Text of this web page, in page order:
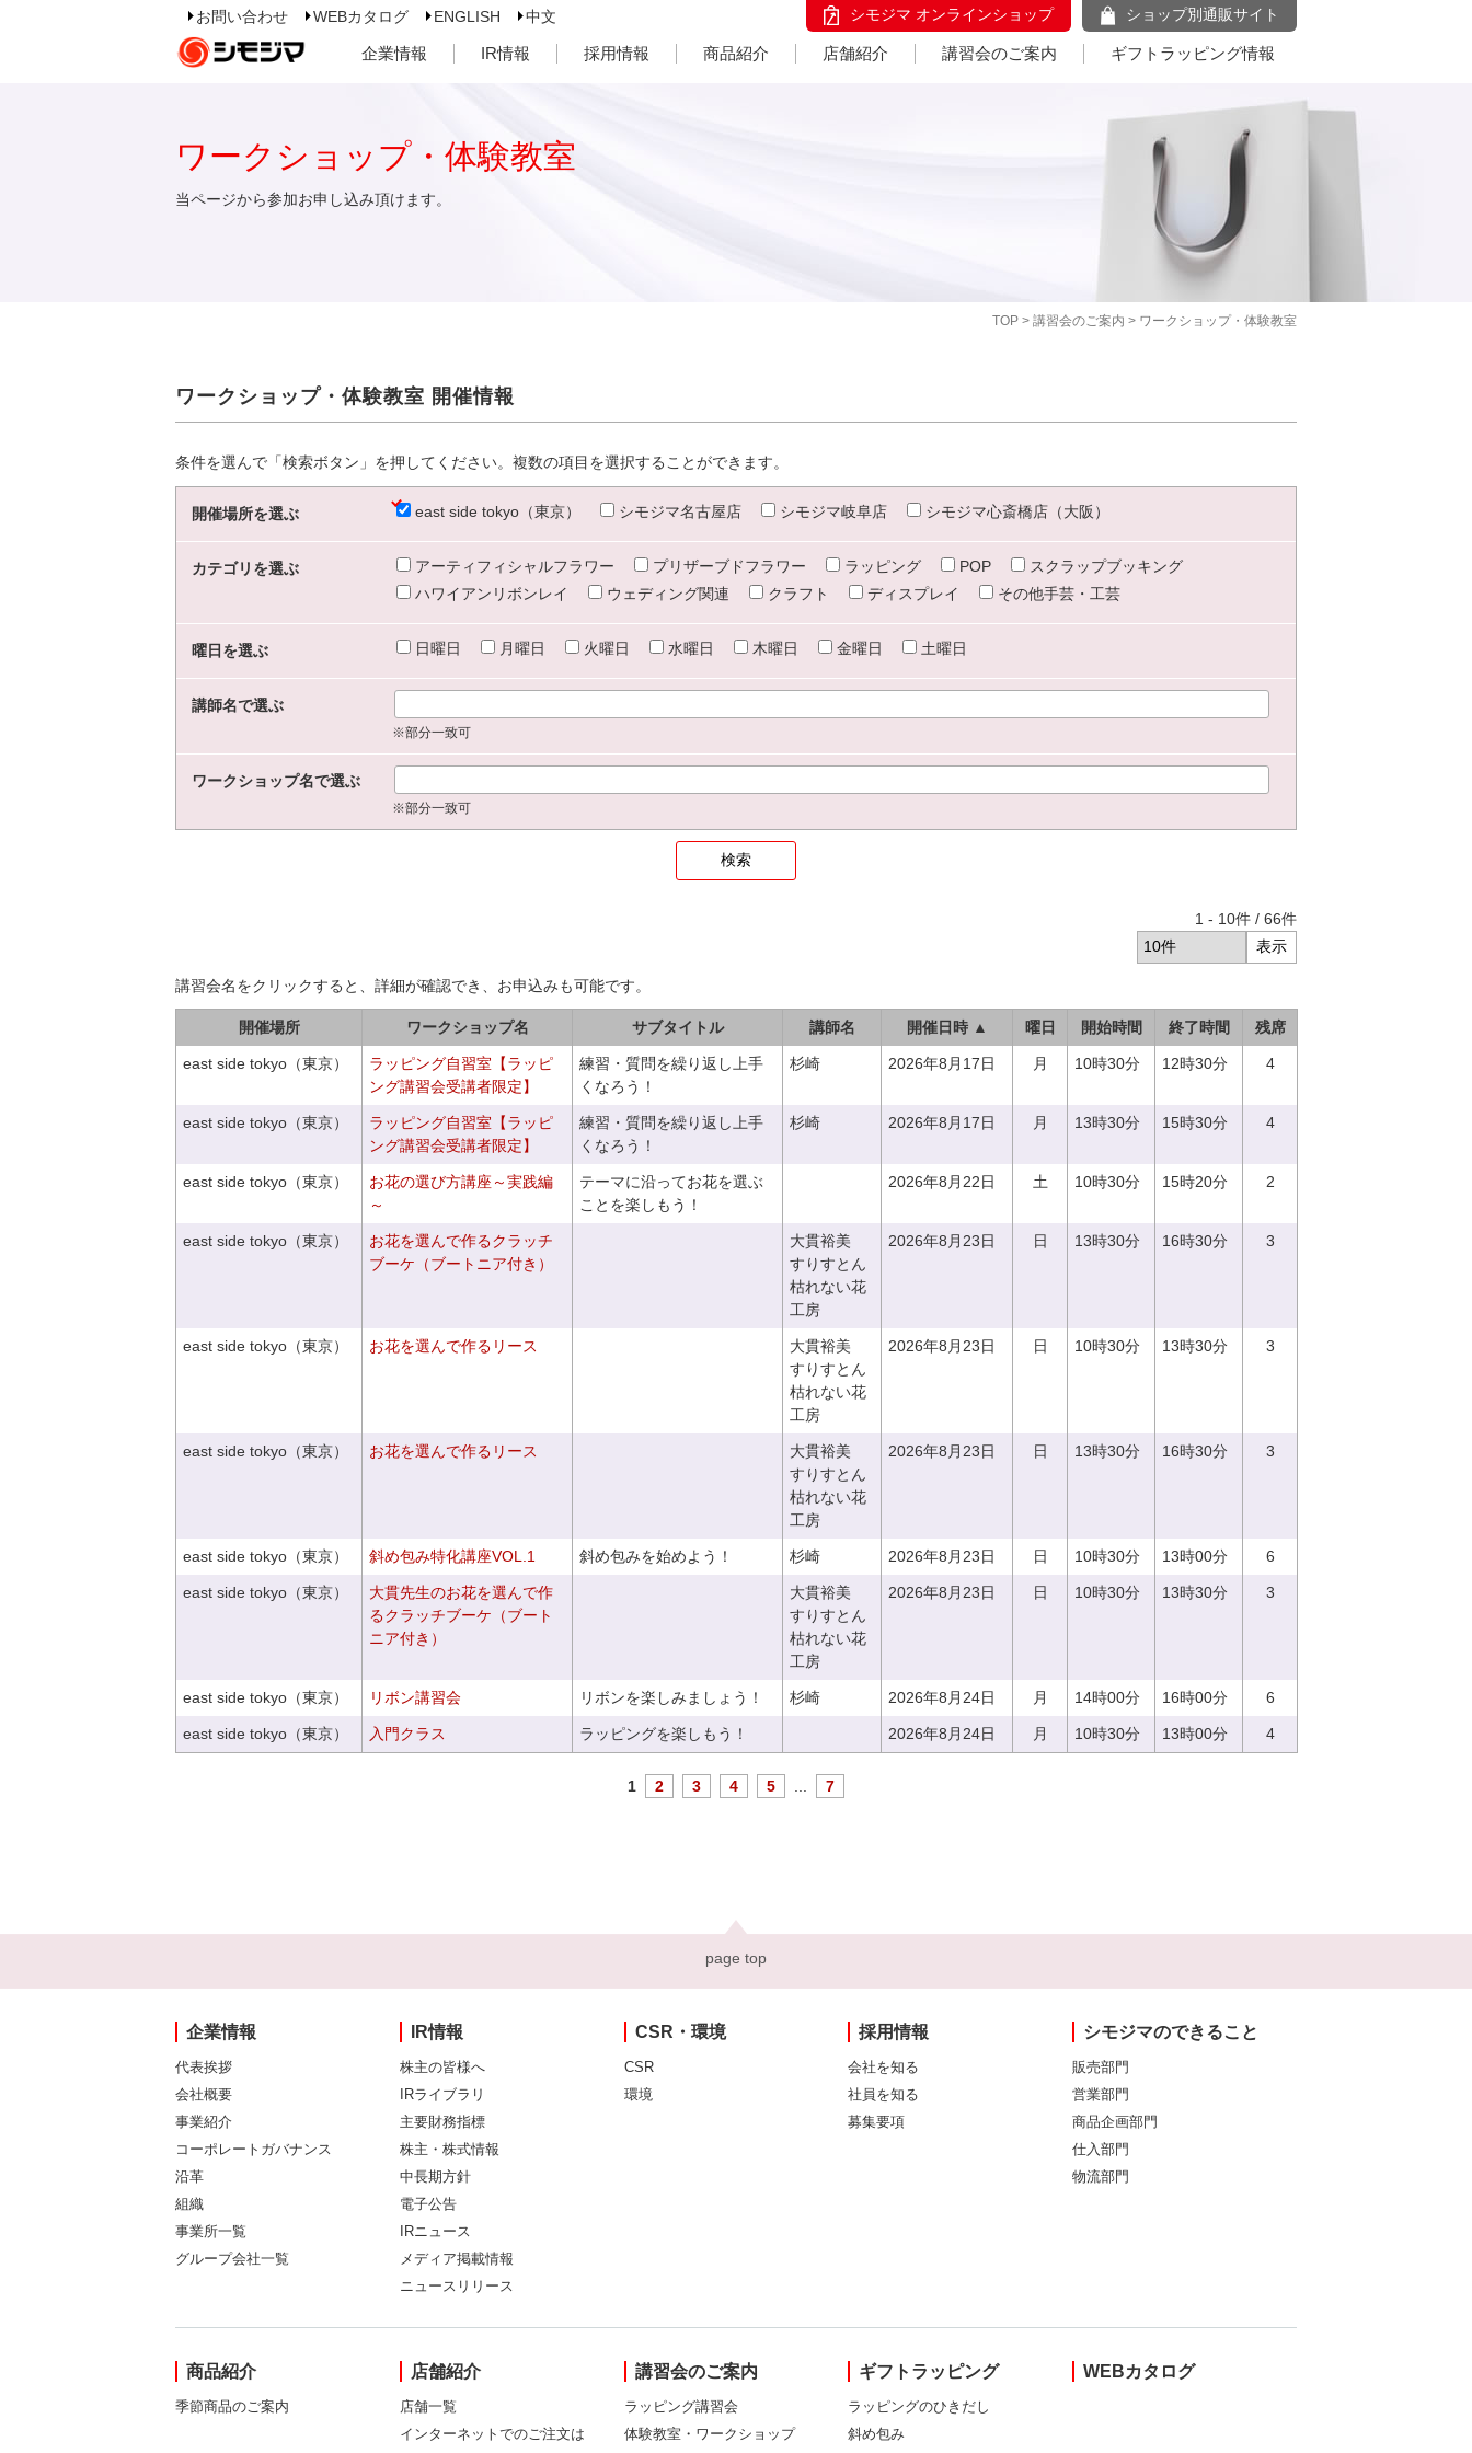
お問い合わせ WEBカタログ ENGLISH 中文 シモジマ オンラインショップ ショップ別通販サイト
企業情報 IR情報 採用情報 商品紹介 店舗紹介 講習会のご案内 ギフトラッピング情報
TOP > 講習会のご案内 > ワークショップ・体験教室
ワークショップ・体験教室
当ページから参加お申し込み頂けます。
ワークショップ・体験教室 開催情報
条件を選んで「検索ボタン」を押してください。複数の項目を選択することができます。
開催場所を選ぶ east side tokyo（東京） シモジマ名古屋店 シモジマ岐阜店 シモジマ心斎橋店（大阪）
カテゴリを選ぶ アーティフィシャルフラワー プリザーブドフラワー ラッピング POP
スクラップブッキング
ハワイアンリボンレイ
ウェディング関連 クラフト ディスプレイ その他手芸・工芸
曜日を選ぶ 日曜日 月曜日 火曜日 水曜日 木曜日 金曜日 土曜日
講師名で選ぶ
※部分一致可
ワークショップ名で選ぶ
※部分一致可
1 - 10件 / 66件
講習会名をクリックすると、詳細が確認でき、お申込みも可能です。
開催場所 ワークショップ名 サブタイトル 講師名 開催日時 ▲ 曜日 開始時間 終了時間 残席
east side tokyo（東京）
ラッピング自習室【ラッピ
ング講習会受講者限定】
練習・質問を繰り返し上手
くなろう！
杉崎 2026年8月17日 月 10時30分 12時30分 4
east side tokyo（東京）
ラッピング自習室【ラッピ
ング講習会受講者限定】
練習・質問を繰り返し上手
くなろう！
杉崎 2026年8月17日 月 13時30分 15時30分 4
east side tokyo（東京）
お花の選び方講座～実践編
～
テーマに沿ってお花を選ぶ
ことを楽しもう！
2026年8月22日 土 10時30分 15時20分 2
east side tokyo（東京）
お花を選んで作るクラッチ
ブーケ（ブートニア付き）
大貫裕美
すりすとん
枯れない花
工房
2026年8月23日 日 13時30分 16時30分 3
east side tokyo（東京） お花を選んで作るリース
大貫裕美
すりすとん
枯れない花
工房
2026年8月23日 日 10時30分 13時30分 3
east side tokyo（東京） お花を選んで作るリース
大貫裕美
すりすとん
枯れない花
工房
2026年8月23日 日 13時30分 16時30分 3
east side tokyo（東京） 斜め包み特化講座VOL.1 斜め包みを始めよう！ 杉崎 2026年8月23日 日 10時30分 13時00分 6
east side tokyo（東京）
大貫先生のお花を選んで作
るクラッチブーケ（ブート
ニア付き）
大貫裕美
すりすとん
枯れない花
工房
2026年8月23日 日 10時30分 13時30分 3
east side tokyo（東京） リボン講習会 リボンを楽しみましょう！ 杉崎 2026年8月24日 月 14時00分 16時00分 6
east side tokyo（東京） 入門クラス ラッピングを楽しもう！ 2026年8月24日 月 10時30分 13時00分 4
1 2 3 4 5 7
page top
企業情報
代表挨拶
会社概要
事業紹介
コーポレートガバナンス
沿革
組織
事業所一覧
グループ会社一覧
IR情報
株主の皆様へ
IRライブラリ
主要財務指標
株主・株式情報
中長期方針
電子公告
IRニュース
メディア掲載情報
ニュースリリース
CSR・環境
CSR
環境
採用情報
会社を知る
社員を知る
募集要項
シモジマのできること
販売部門
営業部門
商品企画部門
仕入部門
物流部門
商品紹介
季節商品のご案内
店舗紹介
店舗一覧
インターネットでのご注文は
講習会のご案内
ラッピング講習会
体験教室・ワークショップ
ギフトラッピング
ラッピングのひきだし
斜め包み
WEBカタログ